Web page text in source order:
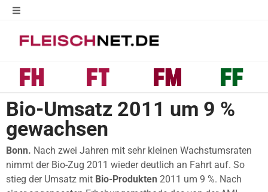
Bio-Umsatz 2011 um 9 %
gewachsen
Bonn. Nach zwei Jahren mit sehr kleinen Wachstumsraten
nimmt der Bio-Zug 2011 wieder deutlich an Fahrt auf. So
stieg der Umsatz mit Bio-Produkten 2011 um 9 %. Nach